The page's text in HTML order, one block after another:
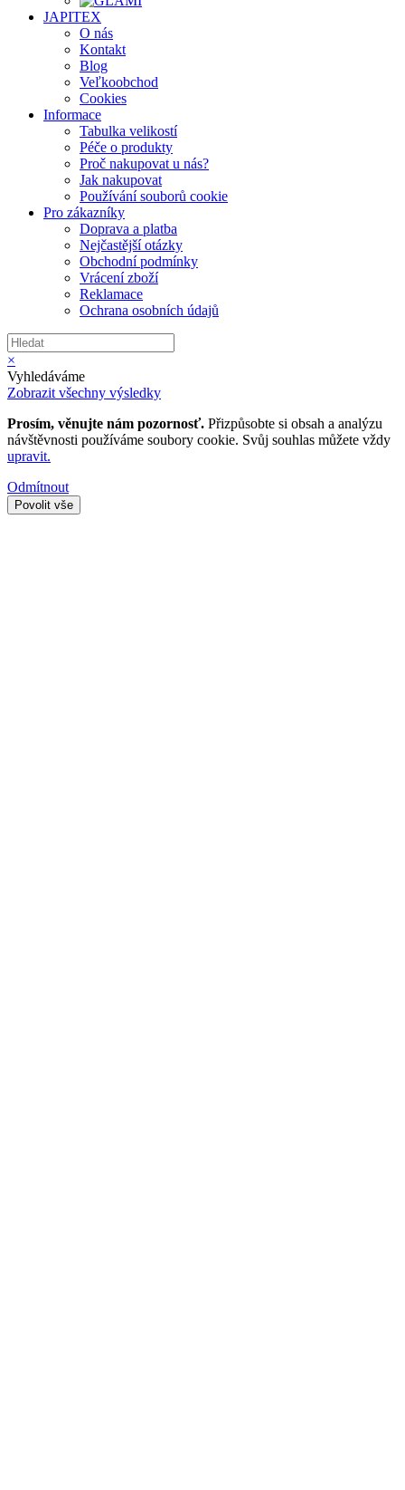
JAPITEX
O nás
Kontakt
Blog
Veľkoobchod
Cookies
Informace
Tabulka velikostí
Péče o produkty
Proč nakupovat u nás?
Jak nakupovat
Používání souborů cookie
Pro zákazníky
Doprava a platba
Nejčastější otázky
Obchodní podmínky
Vrácení zboží
Reklamace
Ochrana osobních údajů
×
Vyhledáváme
Zobrazit všechny výsledky
Prosím, věnujte nám pozornosť. Přizpůsobte si obsah a analýzu
návštěvnosti používáme soubory cookie. Svůj souhlas můžete vždy
upravit.
Odmítnout
Povolit vše